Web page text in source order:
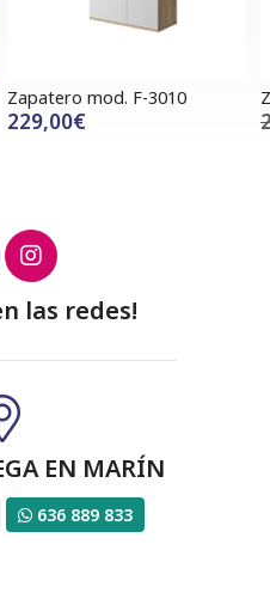
Zapatero mod. F-3010
229,00€
las redes!
EN MARÍN
636 889 833